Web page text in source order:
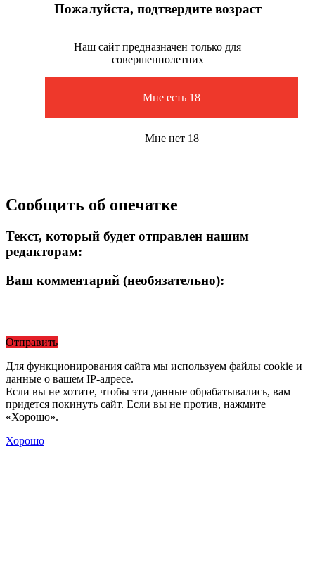
Пожалуйста, подтвердите возраст
Наш сайт предназначен только для
совершеннолетних
Мне есть 18
Мне нет 18
Сообщить об опечатке
Текст, который будет отправлен нашим
редакторам:
Ваш комментарий (необязательно):
Отправить
Для функционирования сайта мы используем файлы cookie и
данные о вашем IP-адресе.
Если вы не хотите, чтобы эти данные обрабатывались, вам
придется покинуть сайт. Если вы не против, нажмите
«Хорошо».
Хорошо